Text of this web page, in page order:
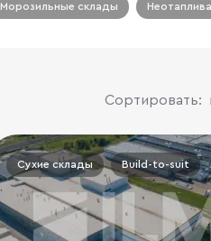
Морозильные склады
Сортировать:
Сухие склады Build-to-suit